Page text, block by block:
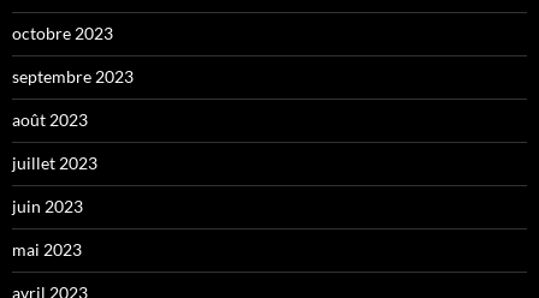
octobre 2023
septembre 2023
août 2023
juillet 2023
juin 2023
mai 2023
avril 2023